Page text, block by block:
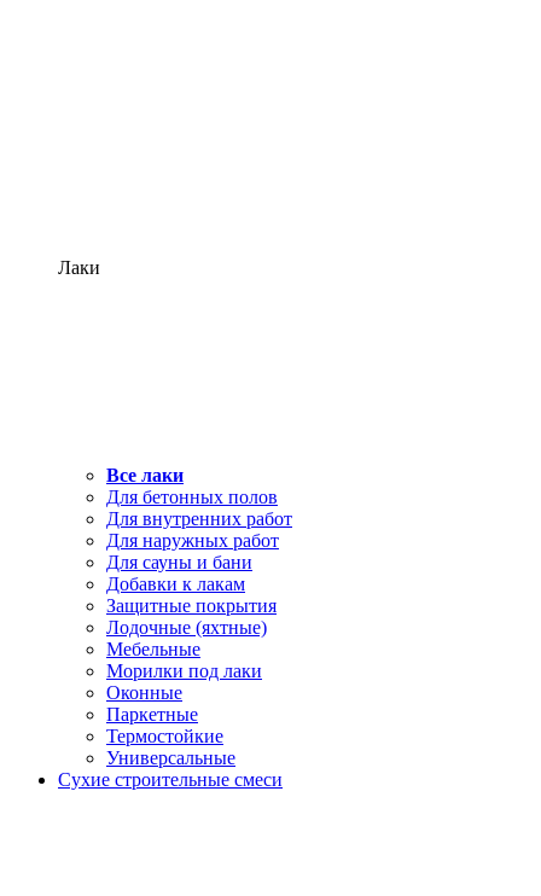
Лаки
Все лаки
Для бетонных полов
Для внутренних работ
Для наружных работ
Для сауны и бани
Добавки к лакам
Защитные покрытия
Лодочные (яхтные)
Мебельные
Морилки под лаки
Оконные
Паркетные
Термостойкие
Универсальные
Сухие строительные смеси